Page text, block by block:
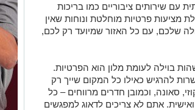
עם שירותים ציבוריים כמו בריכות
מציעות פרטיות מוחלטת ונוחות שאין
שלכם, עם כל האזור שמיועד רק לכם,
בוילה לעומת מלון הוא הפרטיות.
להרגיש כאילו כל המקום שייך רק
סאונה, וכמובן חדרים מרווחים – כל
אתם לא צריכים לדאוג למפגשים